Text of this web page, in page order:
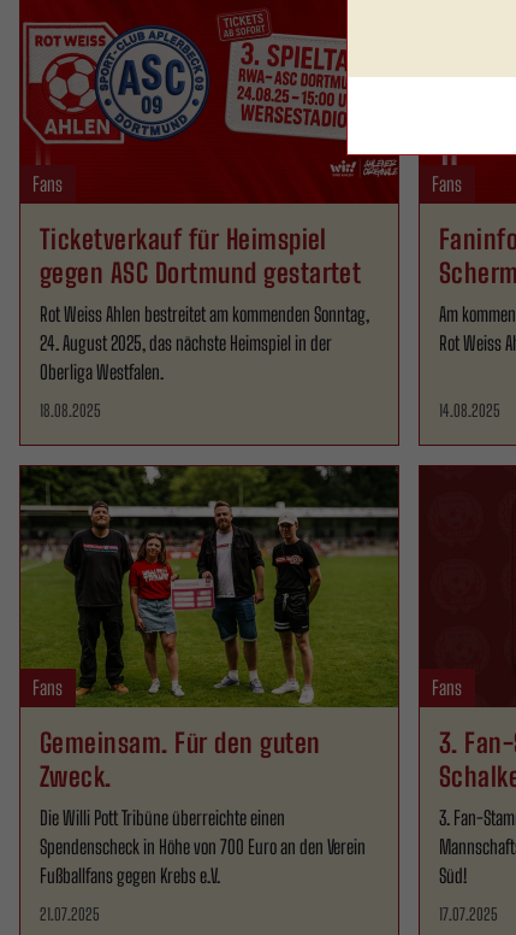
Fans
Ticketverkauf für Heimspiel
gegen ASC Dortmund gestartet
Rot Weiss Ahlen bestreitet am kommenden Sonntag,
24. August 2025, das nächste Heimspiel in der
Oberliga Westfalen.
18.08.2025
Fans
Am
Rot Weiss
14.08.2025
Fans
Gemeinsam. Für den guten
Zweck.
Die Willi Pott Tribüne überreichte einen
Spendenscheck in Höhe von 700 Euro an den Verein
Fußballfans gegen Krebs e.V.
21.07.2025
Fans
3.
3. Fan-
Süd!
17.07.2025